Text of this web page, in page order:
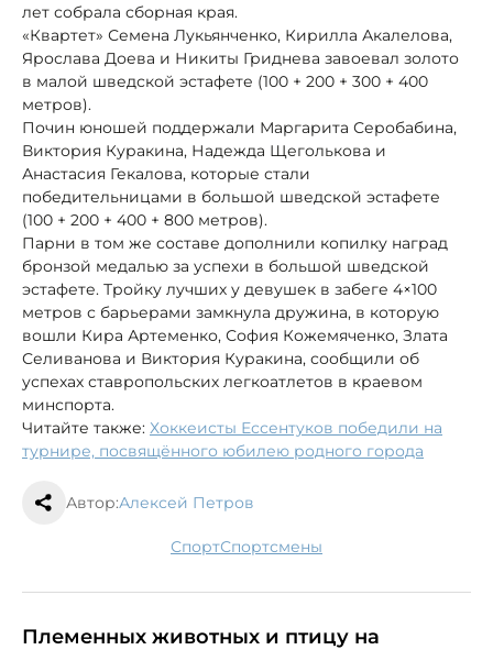
лет собрала сборная края.
«Квартет» Семена Лукьянченко, Кирилла Акалелова,
Ярослава Доева и Никиты Гриднева завоевал золото
в малой шведской эстафете (100 + 200 + 300 + 400
метров).
Почин юношей поддержали Маргарита Серобабина,
Виктория Куракина, Надежда Щеголькова и
Анастасия Гекалова, которые стали
победительницами в большой шведской эстафете
(100 + 200 + 400 + 800 метров).
Парни в том же составе дополнили копилку наград
бронзой медалью за успехи в большой шведской
эстафете. Тройку лучших у девушек в забеге 4×100
метров с барьерами замкнула дружина, в которую
вошли Кира Артеменко, София Кожемяченко, Злата
Селиванова и Виктория Куракина, сообщили об
успехах ставропольских легкоатлетов в краевом
минспорта.
Читайте также: Хоккеисты Ессентуков победили на
турнире, посвящённого юбилею родного города
Автор:Алексей Петров
спорт спортсмены
Племенных животных и птицу на